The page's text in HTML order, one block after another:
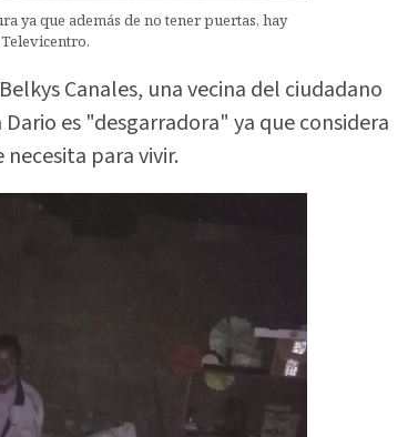
ya que además de no tener puertas, hay
Canales, una vecina del ciudadano
es "desgarradora" ya que considera
para vivir.